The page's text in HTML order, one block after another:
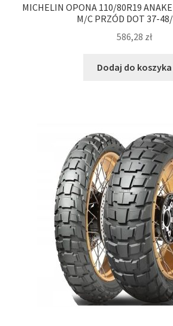
MICHELIN OPONA 110/80R19
M/C PRZÓD DOT 37-
586,28 zł
Dodaj do koszyka